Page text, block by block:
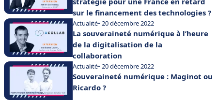
sur le financement des technologies ?
Actualité• 20 décembre 2022
La souveraineté numérique à l’heure
de la digitalisation de la
collaboration
Actualité• 20 décembre 2022
Souveraineté numérique : Maginot ou
Ricardo ?